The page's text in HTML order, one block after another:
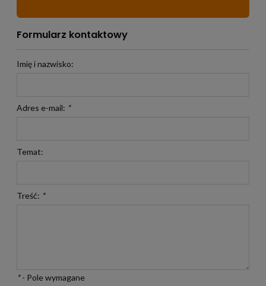
Formularz kontaktowy
Imię i nazwisko:
Adres e-mail: *
Temat:
Treść: *
*- Pole wymagane